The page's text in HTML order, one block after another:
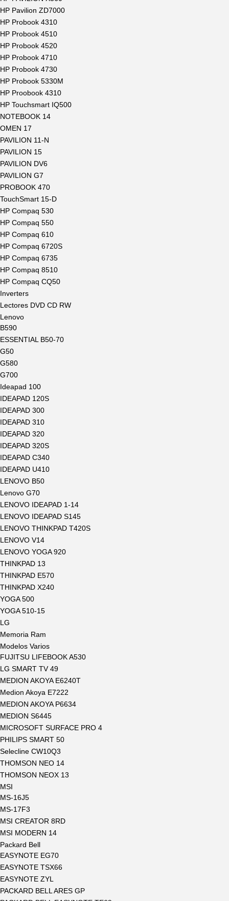
HP Pavilion ZD7000
HP Probook 4310
HP Probook 4510
HP Probook 4520
HP Probook 4710
HP Probook 4730
HP Probook 5330M
HP Proobook 4310
HP Touchsmart IQ500
NOTEBOOK 14
OMEN 17
PAVILION 11-N
PAVILION 15
PAVILION DV6
PAVILION G7
PROBOOK 470
TouchSmart 15-D
HP Compaq 530
HP Compaq 550
HP Compaq 610
HP Compaq 6720S
HP Compaq 6735
HP Compaq 8510
HP Compaq CQ50
Inverters
Lectores DVD CD RW
Lenovo
B590
ESSENTIAL B50-70
G50
G580
G700
Ideapad 100
IDEAPAD 120S
IDEAPAD 300
IDEAPAD 310
IDEAPAD 320
IDEAPAD 320S
IDEAPAD C340
IDEAPAD U410
LENOVO B50
Lenovo G70
LENOVO IDEAPAD 1-14
LENOVO IDEAPAD S145
LENOVO THINKPAD T420S
LENOVO V14
LENOVO YOGA 920
THINKPAD 13
THINKPAD E570
THINKPAD X240
YOGA 500
YOGA 510-15
LG
Memoria Ram
Modelos Varios
FUJITSU LIFEBOOK A530
LG SMART TV 49
MEDION AKOYA E6240T
Medion Akoya E7222
MEDION AKOYA P6634
MEDION S6445
MICROSOFT SURFACE PRO 4
PHILIPS SMART 50
Selecline CW10Q3
THOMSON NEO 14
THOMSON NEOX 13
MSI
MS-16J5
MS-17F3
MSI CREATOR 8RD
MSI MODERN 14
Packard Bell
EASYNOTE EG70
EASYNOTE TSX66
EASYNOTE ZYL
PACKARD BELL ARES GP